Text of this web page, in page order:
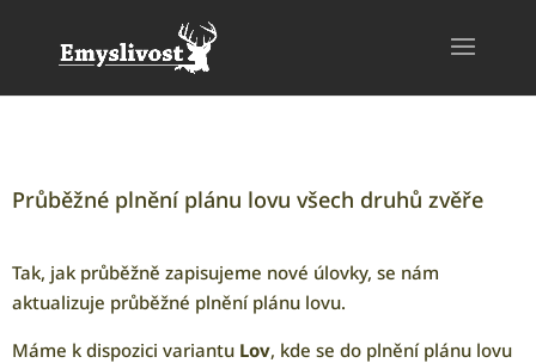
Průběžné plnění plánu lovu všech druhů zvěře
Tak, jak průběžně zapisujeme nové úlovky, se nám
aktualizuje průběžné plnění plánu lovu.
Máme k dispozici variantu Lov, kde se do plnění plánu lovu